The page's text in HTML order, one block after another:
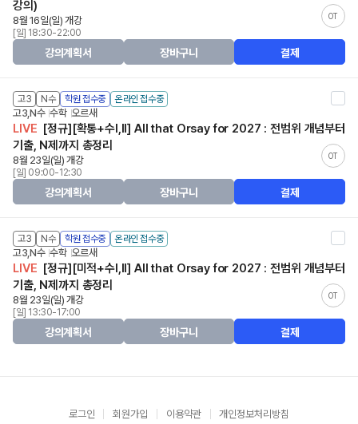
강의)
OT
8월 16일(일) 개강
[일] 18:30-22:00
강의계획서 장바구니 결제
고3 N수 학원 접수중 온라인 접수중
고3,N수 수학 오르새
LIVE [정규][확통+수I,II] All that Orsay for 2027 : 전범위 개념부터
기출, N제까지 총정리
OT
8월 23일(일) 개강
[일] 09:00-12:30
강의계획서 장바구니 결제
고3 N수 학원 접수중 온라인 접수중
고3,N수 수학 오르새
LIVE [정규][미적+수I,II] All that Orsay for 2027 : 전범위 개념부터
기출, N제까지 총정리
OT
8월 23일(일) 개강
[일] 13:30-17:00
강의계획서 장바구니 결제
로그인 회원가입 이용약관 개인정보처리방침